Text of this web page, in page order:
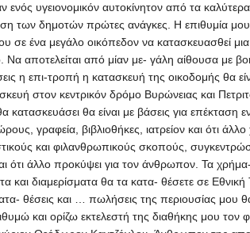
ενός υγειονομικόν αυτοκίνητον από τα
των δημοτών πρώτες ανάγκες. Η επιθυμία μου
σε ένα μεγάλο οικόπεδον να κατασκευασθεί
αποτελείται από μίαν με- γάλη αίθουσα με
η επι-τροπή η κατασκευή της οικοδομής θα
στον κεντρικόν δρόμο Βυρώνειας και
κατασκευάσει θα είναι με βάσεις για επέκταση
γραφεία, βιβλιοθήκες, ιατρείον και ότι άλλο
και φιλανθρωπικούς σκοπούς,
ότι άλλο προκύψει για τον άνθρωπον. Τα
και διαμερίσματα θα τα κατα- θέσετε σε
θέσεις και … πωλήσεις της περιουσίας μου
και ορίζω εκτελεστή της διαθήκης μου τον